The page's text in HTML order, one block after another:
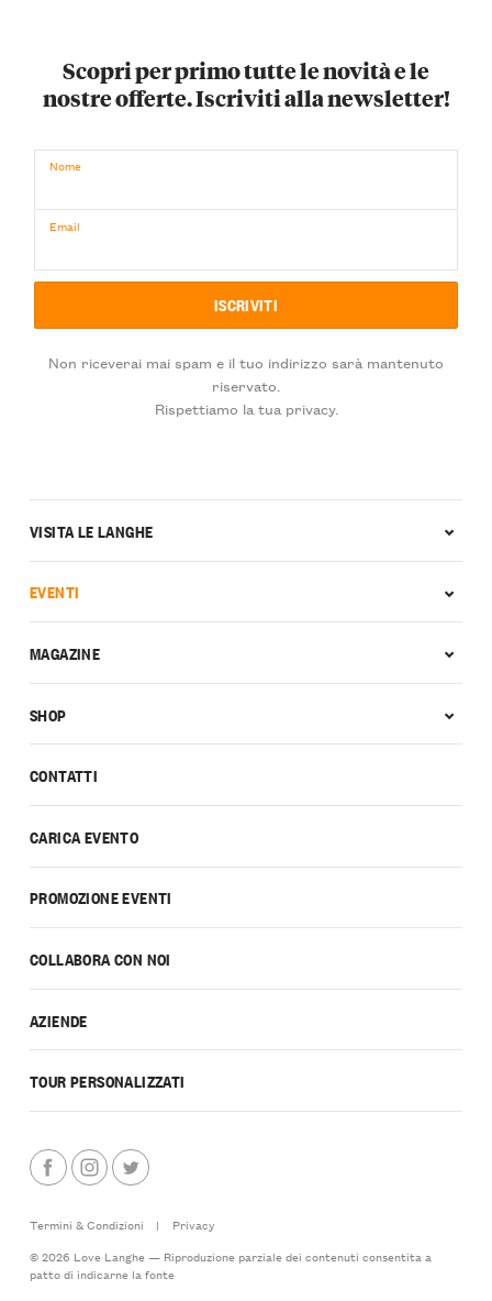
Scopri per primo tutte le novità e le
nostre offerte. Iscriviti alla newsletter!
Nome
Email
Non riceverai mai spam e il tuo indirizzo sarà mantenuto
riservato.
Rispettiamo la tua privacy.
CONTATTI
CARICA EVENTO
PROMOZIONE EVENTI
COLLABORA CON NOI
AZIENDE
TOUR PERSONALIZZATI
VISITA LE LANGHE
EVENTI
MAGAZINE
SHOP
Termini & Condizioni |
Privacy
© 2026 Love Langhe — Riproduzione parziale dei contenuti consentita a
patto di indicarne la fonte